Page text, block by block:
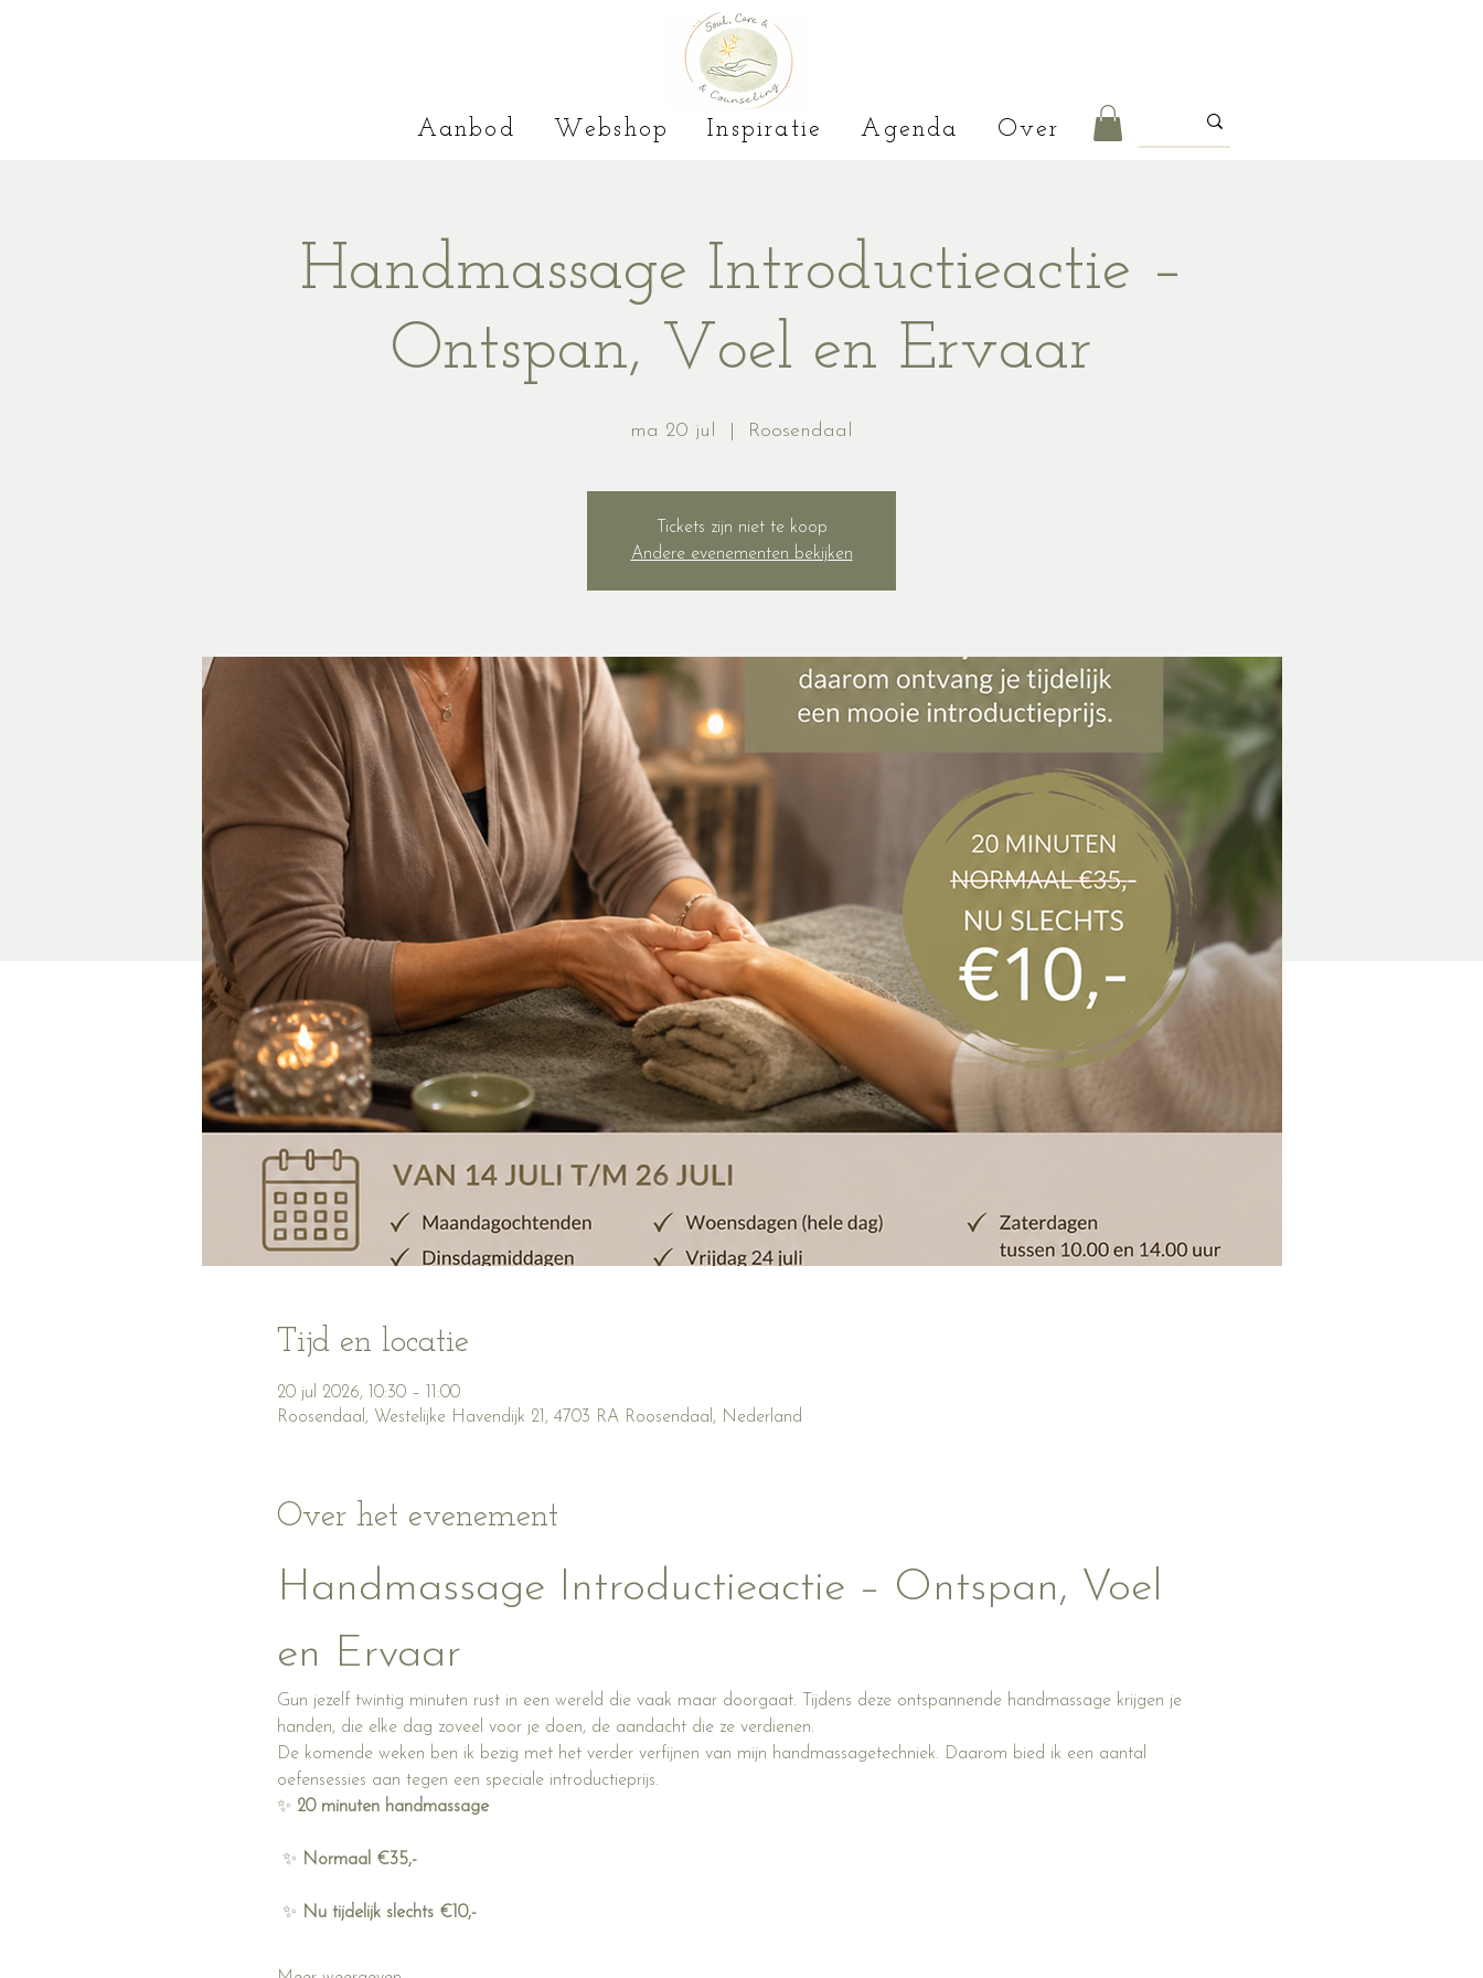
Aanbod Webshop Inspiratie Agenda Over
Handmassage Introductieactie –
Ontspan, Voel en Ervaar
ma 20 jul Roosendaal
Tickets zijn niet te koop
Andere evenementen bekijken
Tijd en locatie
20 jul 2026, 10:30 – 11:00
Roosendaal, Westelijke Havendijk 21, 4703 RA Roosendaal, Nederland
Over het evenement
Handmassage Introductieactie – Ontspan, Voel
en Ervaar
Gun jezelf twintig minuten rust in een wereld die vaak maar doorgaat. Tijdens deze ontspannende handmassage krijgen je
handen, die elke dag zoveel voor je doen, de aandacht die ze verdienen.
De komende weken ben ik bezig met het verder verfijnen van mijn handmassagetechniek. Daarom bied ik een aantal
oefensessies aan tegen een speciale introductieprijs.
✨ 20 minuten handmassage
✨ Normaal €35,-
✨ Nu tijdelijk slechts €10,-